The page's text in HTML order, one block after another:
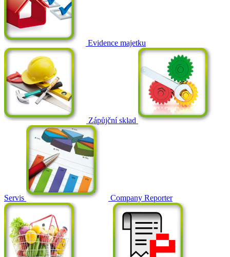
Evidence majetku
Zápůjční sklad
Servis Company Reporter